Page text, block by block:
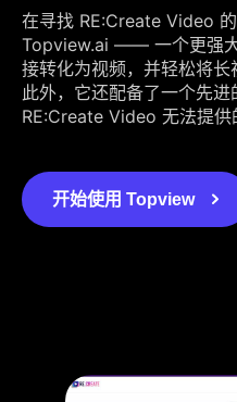
在寻找 RE:Create Video
Topview.ai —— 一个更强
接转化为视频，并轻松将长
此外，它还配备了一个先
RE:Create Video 无法提供
开始使用 Topview